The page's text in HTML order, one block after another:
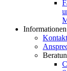
Informationen